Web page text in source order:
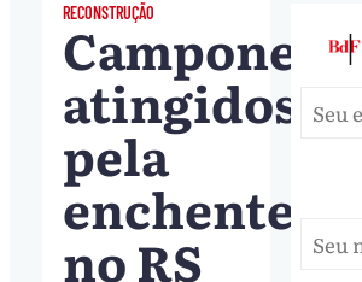
RECONSTRUÇÃO
Camponeses
atingidos
pela
enchente
no RS
|